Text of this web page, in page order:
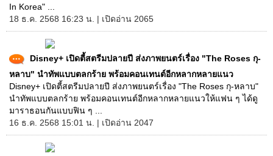
In Korea" ...
18 ธ.ค. 2568 16:23 น. | เปิดอ่าน 2065
Disney+ เปิดตี้สตรีมปลายปี ส่งภาพยนตร์เรื่อง "The Roses กุ-
หลาบ" นำทัพแบบตลกร้าย พร้อมคอนเทนต์อีกหลากหลายแนว
Disney+ เปิดตี้สตรีมปลายปี ส่งภาพยนตร์เรื่อง "The Roses กุ-หลาบ"
นำทัพแบบตลกร้าย พร้อมคอนเทนต์อีกหลากหลายแนวให้แฟน ๆ ได้ดู
มาราธอนกันแบบฟิน ๆ ...
16 ธ.ค. 2568 15:01 น. | เปิดอ่าน 2047